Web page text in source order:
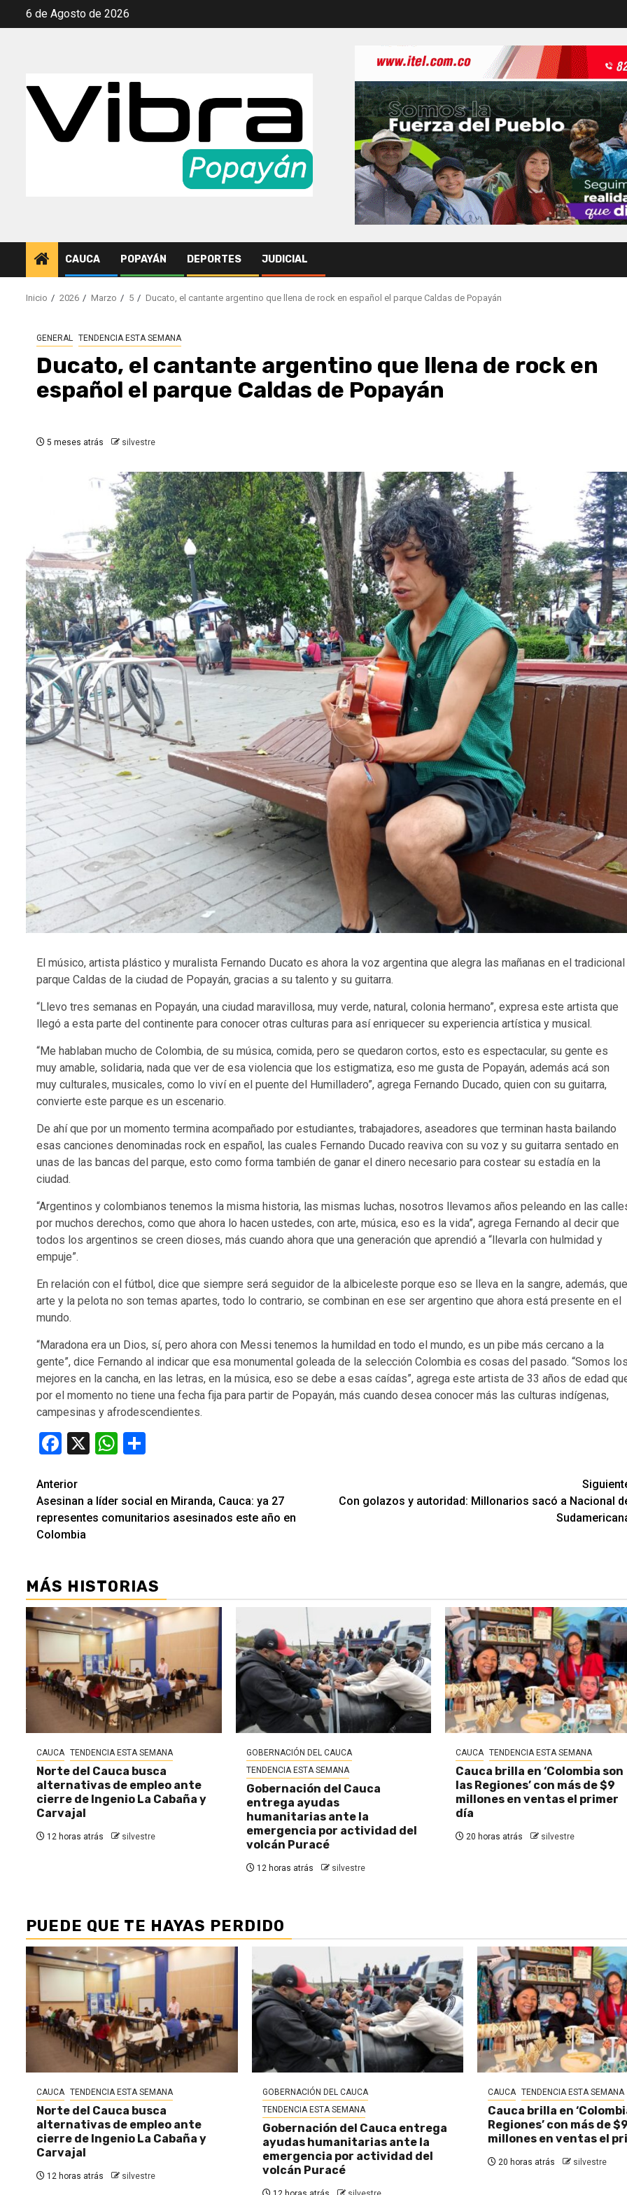
Saltar6 de Agosto de 2026
CAUCA POPAYÁN DEPORTES JUDICIAL
Inicio 2026 Marzo 5 Ducato, el cantante argentino que llena de rock en español el parque Caldas de Popayán
GENERAL TENDENCIA ESTA SEMANA
Ducato, el cantante argentino que llena de rock en
español el parque Caldas de Popayán
5 meses atrás silvestre
El músico, artista plástico y muralista Fernando Ducato es ahora la voz argentina que alegra las mañanas en el tradicional
parque Caldas de la ciudad de Popayán, gracias a su talento y su guitarra.
“Llevo tres semanas en Popayán, una ciudad maravillosa, muy verde, natural, colonia hermano”, expresa este artista que
llegó a esta parte del continente para conocer otras culturas para así enriquecer su experiencia artística y musical.
“Me hablaban mucho de Colombia, de su música, comida, pero se quedaron cortos, esto es espectacular, su gente es
muy amable, solidaria, nada que ver de esa violencia que los estigmatiza, eso me gusta de Popayán, además acá son
muy culturales, musicales, como lo viví en el puente del Humilladero”, agrega Fernando Ducado, quien con su guitarra,
convierte este parque es un escenario.
De ahí que por un momento termina acompañado por estudiantes, trabajadores, aseadores que terminan hasta bailando
esas canciones denominadas rock en español, las cuales Fernando Ducado reaviva con su voz y su guitarra sentado en
unas de las bancas del parque, esto como forma también de ganar el dinero necesario para costear su estadía en la
ciudad.
“Argentinos y colombianos tenemos la misma historia, las mismas luchas, nosotros llevamos años peleando en las
por muchos derechos, como que ahora lo hacen ustedes, con arte, música, eso es la vida”, agrega Fernando al decir que
todos los argentinos se creen dioses, más cuando ahora que una generación que aprendió a “llevarla con hulmidad y
empuje”.
En relación con el fútbol, dice que siempre será seguidor de la albiceleste porque eso se lleva en la sangre, además, que
arte y la pelota no son temas apartes, todo lo contrario, se combinan en ese ser argentino que ahora está presente en el
mundo.
“Maradona era un Dios, sí, pero ahora con Messi tenemos la humildad en todo el mundo, es un pibe más cercano a la
gente”, dice Fernando al indicar que esa monumental goleada de la selección Colombia es cosas del pasado. “Somos
mejores en la cancha, en las letras, en la música, eso se debe a esas caídas”, agrega este artista de 33 años de edad
por el momento no tiene una fecha fija para partir de Popayán, más cuando desea conocer más las culturas indígenas,
campesinas y afrodescendientes.
Facebook
X WhatsApp
Seguir
leyendo
Anterior
Asesinan a líder social en Miranda, Cauca: ya 27
representes comunitarios asesinados este año en
Colombia
Con golazos y autoridad: Millonarios sacó a Nacional
MÁS HISTORIAS
CAUCA TENDENCIA ESTA SEMANA
Norte del Cauca busca
alternativas de empleo ante
cierre de Ingenio La Cabaña y
Carvajal
12 horas atrás silvestre
GOBERNACIÓN DEL CAUCA
TENDENCIA ESTA SEMANA
Gobernación del Cauca
entrega ayudas
humanitarias ante la
emergencia por actividad del
volcán Puracé
12 horas atrás silvestre
CAUCA TENDENCIA ESTA SEMANA
Cauca brilla en ‘Colombia son
las Regiones’ con más de $9
millones en ventas el primer
día
20 horas atrás silvestre
PUEDE QUE TE HAYAS PERDIDO
CAUCA TENDENCIA ESTA SEMANA
Norte del Cauca busca
alternativas de empleo ante
cierre de Ingenio La Cabaña y
Carvajal
12 horas atrás silvestre
GOBERNACIÓN DEL CAUCA
TENDENCIA ESTA SEMANA
Gobernación del Cauca entrega
ayudas humanitarias ante la
emergencia por actividad del
volcán Puracé
CAUCA TENDENCIA ESTA SEMANA
Cauca brilla en
Regiones’ con más de
millones en ventas el
20 horas atrás silvestre